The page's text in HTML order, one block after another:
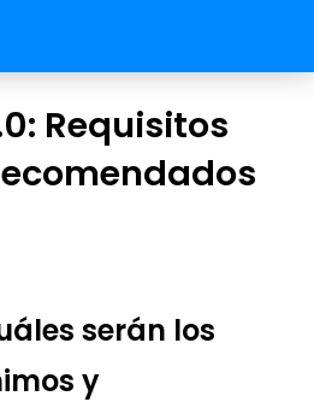
Requisitos
serán los
y